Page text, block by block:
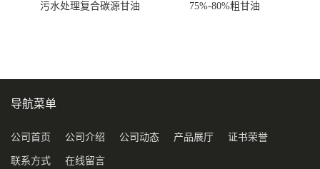
污水处理复合碳源甘油
75%-80%粗甘油
导航菜单
公司首页 公司介绍 公司动态 产品展厅 证书荣誉
联系方式 在线留言